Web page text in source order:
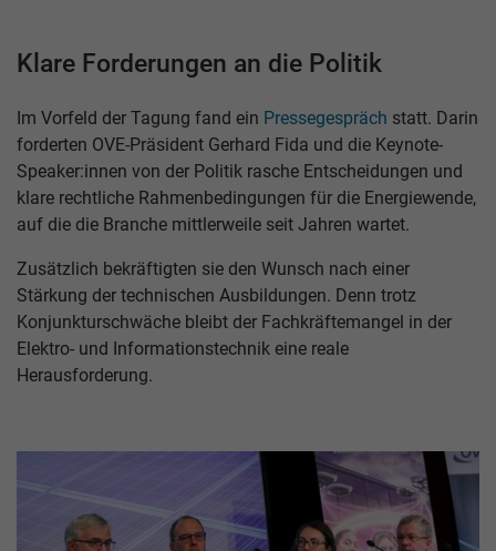
Klare Forderungen an die Politik
Im Vorfeld der Tagung fand ein Pressegespräch statt. Darin
forderten OVE-Präsident Gerhard Fida und die Keynote-
Speaker:innen von der Politik rasche Entscheidungen und
klare rechtliche Rahmenbedingungen für die Energiewende,
auf die die Branche mittlerweile seit Jahren wartet.
Zusätzlich bekräftigten sie den Wunsch nach einer
Stärkung der technischen Ausbildungen. Denn trotz
Konjunkturschwäche bleibt der Fachkräftemangel in der
Elektro- und Informationstechnik eine reale
Herausforderung.